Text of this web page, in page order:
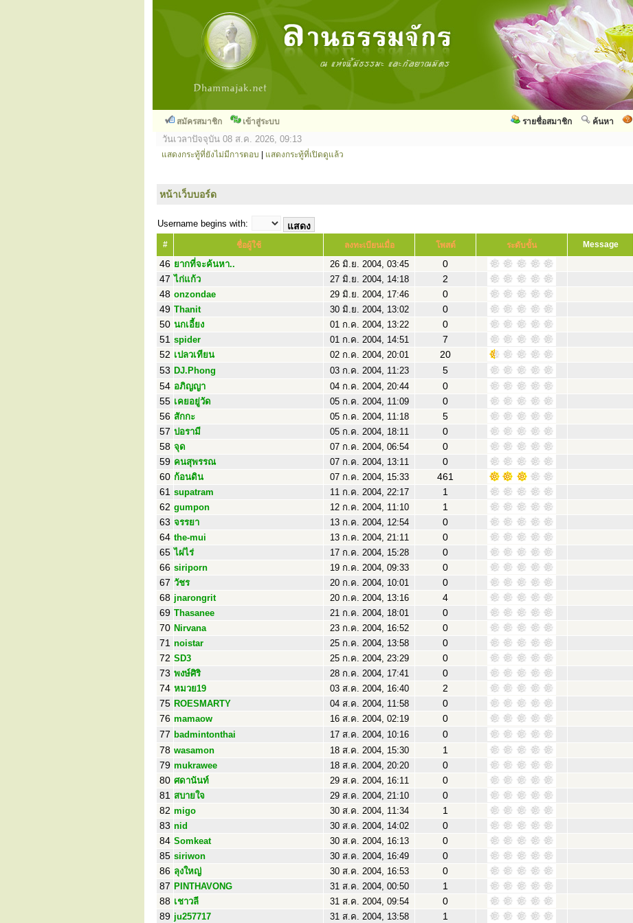
สมัครสมาชิก เข้าสู่ระบบ ค้นหา
รายชื่อสมาชิก
วันเวลาปัจจุบัน 08 ส.ค. 2026, 09:13
แสดงกระทู้ที่ยังไม่มีการตอบ แสดงกระทู้ที่เปิดดูแล้ว
หน้าเว็บบอร์ด
Username begins with:
# ชื่อผู้ใช้ ลงทะเบียนเมื่อ โพสต์ ระดับขั้น Message
46 ยากที่จะค้นหา.. 26 มิ.ย. 2004, 03:45
0
47 ไก่แก้ว 27 มิ.ย. 2004, 14:18
2
48 onzondae 29 มิ.ย. 2004, 17:46
0
49 Thanit 30 มิ.ย. 2004, 13:02
0
50 นกเอี้ยง 01 ก.ค. 2004, 13:22
0
51 spider 01 ก.ค. 2004, 14:51
7
52 เปลวเทียน 02 ก.ค. 2004, 20:01
20
53 DJ.Phong 03 ก.ค. 2004, 11:23
5
54 อภิญญา 04 ก.ค. 2004, 20:44
0
55 เคยอยู่วัด 05 ก.ค. 2004, 11:09
0
56 สักกะ 05 ก.ค. 2004, 11:18
5
57 ปอรามี 05 ก.ค. 2004, 18:11
0
58 จุด 07 ก.ค. 2004, 06:54
0
59 คนสุพรรณ 07 ก.ค. 2004, 13:11
0
60 ก้อนดิน 07 ก.ค. 2004, 15:33
461
61 supatram 11 ก.ค. 2004, 22:17
1
62 gumpon 12 ก.ค. 2004, 11:10
1
63 จรรยา 13 ก.ค. 2004, 12:54
0
64 the-mui 13 ก.ค. 2004, 21:11
0
65 ไผ่ไร่ 17 ก.ค. 2004, 15:28
0
66 siriporn 19 ก.ค. 2004, 09:33
0
67 วัชร 20 ก.ค. 2004, 10:01
0
68 jnarongrit 20 ก.ค. 2004, 13:16
4
69 Thasanee 21 ก.ค. 2004, 18:01
0
70 Nirvana 23 ก.ค. 2004, 16:52
0
71 noistar 25 ก.ค. 2004, 13:58
0
72 SD3 25 ก.ค. 2004, 23:29
0
73 พงษ์ศิริ 28 ก.ค. 2004, 17:41
0
74 หมวย19 03 ส.ค. 2004, 16:40
2
75 ROESMARTY 04 ส.ค. 2004, 11:58
0
76 mamaow 16 ส.ค. 2004, 02:19
0
77 badmintonthai 17 ส.ค. 2004, 10:16
0
78 wasamon 18 ส.ค. 2004, 15:30
1
79 mukrawee 18 ส.ค. 2004, 20:20
0
80 ศดานันท์ 29 ส.ค. 2004, 16:11
0
81 สบายใจ 29 ส.ค. 2004, 21:10
0
82 migo 30 ส.ค. 2004, 11:34
1
83 nid 30 ส.ค. 2004, 14:02
0
84 Somkeat 30 ส.ค. 2004, 16:13
0
85 siriwon 30 ส.ค. 2004, 16:49
0
86 ลุงใหญ่ 30 ส.ค. 2004, 16:53
0
87 PINTHAVONG 31 ส.ค. 2004, 00:50
1
88 เชาวลี 31 ส.ค. 2004, 09:54
0
89 ju257717 31 ส.ค. 2004, 13:58 1